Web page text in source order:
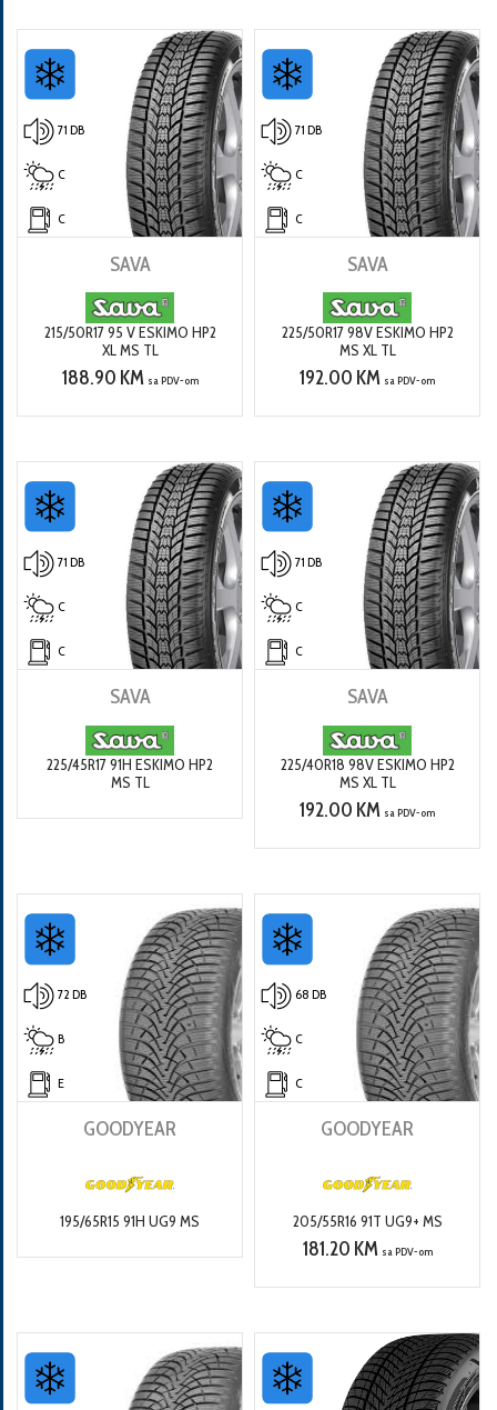
71 DB
C
C
SAVA
215/50R17 95 V ESKIMO HP2
XL MS TL
188.90 KM sa PDV-om
71 DB
C
C
SAVA
225/50R17 98V ESKIMO HP2
MS XL TL
192.00 KM sa PDV-om
71 DB
C
C
SAVA
225/45R17 91H ESKIMO HP2
MS TL
71 DB
C
C
SAVA
225/40R18 98V ESKIMO HP2
MS XL TL
192.00 KM sa PDV-om
72 DB
B
E
GOODYEAR
195/65R15 91H UG9 MS
68 DB
C
C
GOODYEAR
205/55R16 91T UG9+ MS
181.20 KM sa PDV-om